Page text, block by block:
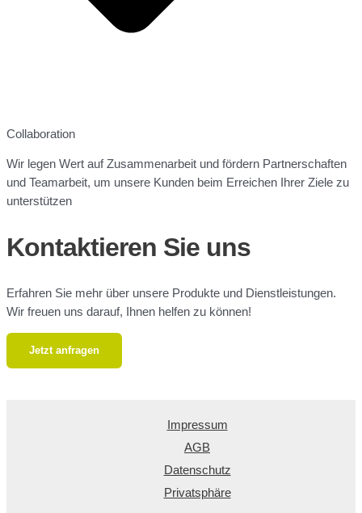
Collaboration
Wir legen Wert auf Zusammenarbeit und fördern Partnerschaften
und Teamarbeit, um unsere Kunden beim Erreichen Ihrer Ziele zu
unterstützen
Kontaktieren Sie uns
Erfahren Sie mehr über unsere Produkte und Dienstleistungen.
Wir freuen uns darauf, Ihnen helfen zu können!
Jetzt anfragen
Impressum
AGB
Datenschutz
Privatsphäre